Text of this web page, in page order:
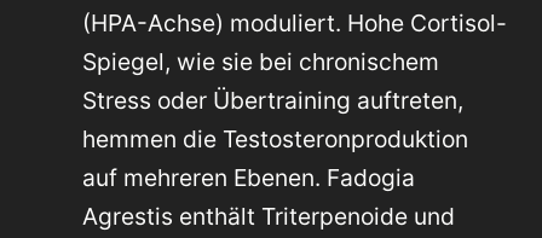
(HPA-Achse) moduliert. Hohe Cortisol-
Spiegel, wie sie bei chronischem
Stress oder Übertraining auftreten,
hemmen die Testosteronproduktion
auf mehreren Ebenen. Fadogia
Agrestis enthält Triterpenoide und